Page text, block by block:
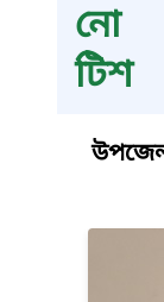
নো
টিশ